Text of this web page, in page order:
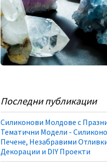
Последни публикации
Силиконови Молдове с
Тематични Модели -
Печене, Незабравими
Декорации и DIY Проекти